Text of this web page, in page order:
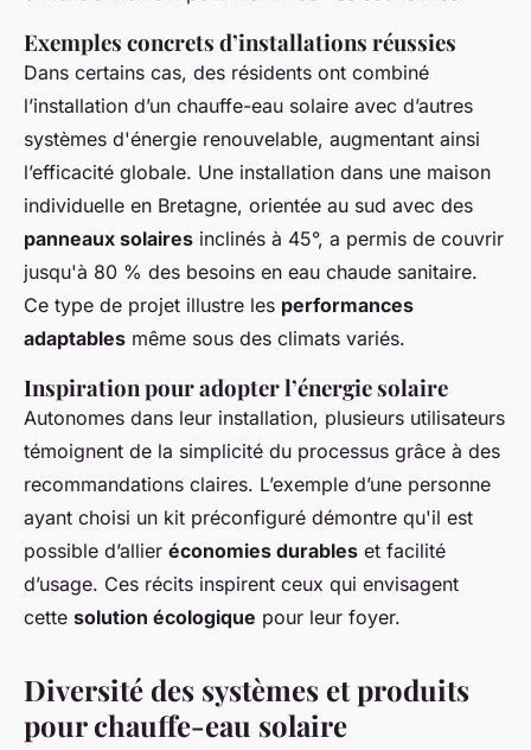
Exemples concrets d’installations réussies
Dans certains cas, des résidents ont combiné
l’installation d’un chauffe-eau solaire avec d’autres
systèmes d'énergie renouvelable, augmentant ainsi
l’efficacité globale. Une installation dans une maison
individuelle en Bretagne, orientée au sud avec des
panneaux solaires inclinés à 45°, a permis de couvrir
jusqu'à 80 % des besoins en eau chaude sanitaire.
Ce type de projet illustre les performances
adaptables même sous des climats variés.
Inspiration pour adopter l’énergie solaire
Autonomes dans leur installation, plusieurs utilisateurs
témoignent de la simplicité du processus grâce à des
recommandations claires. L’exemple d’une personne
ayant choisi un kit préconfiguré démontre qu'il est
possible d’allier économies durables et facilité
d’usage. Ces récits inspirent ceux qui envisagent
cette solution écologique pour leur foyer.
Diversité des systèmes et produits
pour chauffe-eau solaire